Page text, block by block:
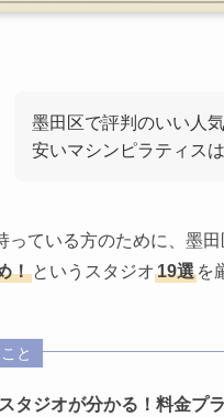
墨田区で評判のいい人
安いマシンピラティス
っている方のために、墨
！ というスタジオ 19選 を
と
タジオが分かる！料金プ